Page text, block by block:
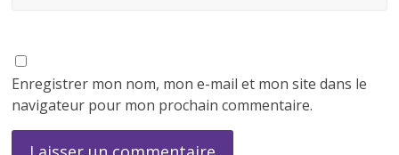
Enregistrer mon nom, mon e-mail et mon site dans le
navigateur pour mon prochain commentaire.